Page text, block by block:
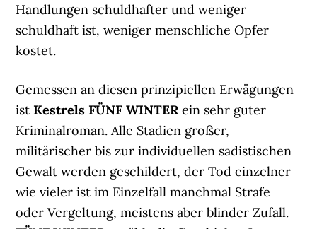
Handlungen schuldhafter und weniger
schuldhaft ist, weniger menschliche Opfer
kostet.
Gemessen an diesen prinzipiellen Erwägungen
ist Kestrels FÜNF WINTER ein sehr guter
Kriminalroman. Alle Stadien großer,
militärischer bis zur individuellen sadistischen
Gewalt werden geschildert, der Tod einzelner
wie vieler ist im Einzelfall manchmal Strafe
oder Vergeltung, meistens aber blinder Zufall.